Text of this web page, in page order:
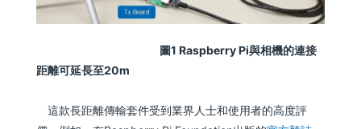
圖1 Raspberry Pi與相機的連接
距離可延長至20m
這款長距離傳輸套件受到業界人士和使用者的高度評